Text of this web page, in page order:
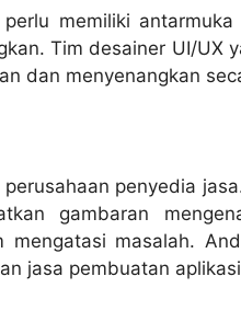
memiliki
Tim desainer UI/UX
dan menyenangkan
penyedia
gambaran
masalah.
jasa pembuatan